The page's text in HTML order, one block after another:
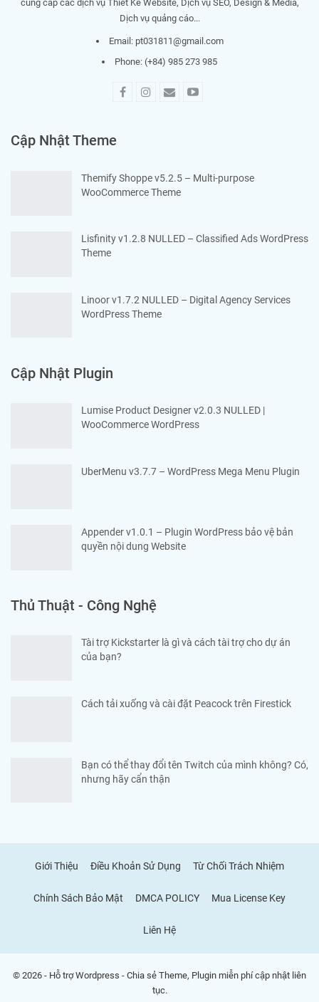
cung cấp các dịch vụ Thiết Kế Website, Dịch vụ SEO, Design & Media,
Dịch vụ quảng cáo...
Email: pt031811@gmail.com
Phone: (+84) 985 273 985
Cập Nhật Theme
Themify Shoppe v5.2.5 – Multi-purpose
WooCommerce Theme
Lisfinity v1.2.8 NULLED – Classified Ads WordPress
Theme
Linoor v1.7.2 NULLED – Digital Agency Services
WordPress Theme
Cập Nhật Plugin
Lumise Product Designer v2.0.3 NULLED |
WooCommerce WordPress
UberMenu v3.7.7 – WordPress Mega Menu Plugin
Appender v1.0.1 – Plugin WordPress bảo vệ bản
quyền nội dung Website
Thủ Thuật - Công Nghệ
Tài trợ Kickstarter là gì và cách tài trợ cho dự án
của bạn?
Cách tải xuống và cài đặt Peacock trên Firestick
Bạn có thể thay đổi tên Twitch của mình không? Có,
nhưng hãy cẩn thận
Giới Thiệu Điều Khoản Sử Dụng Từ Chối Trách Nhiệm
Chính Sách Bảo Mật DMCA POLICY Mua License Key
Liên Hệ
© 2026 - Hỗ trợ Wordpress - Chia sẻ Theme, Plugin miễn phí cập nhật liên
tục.